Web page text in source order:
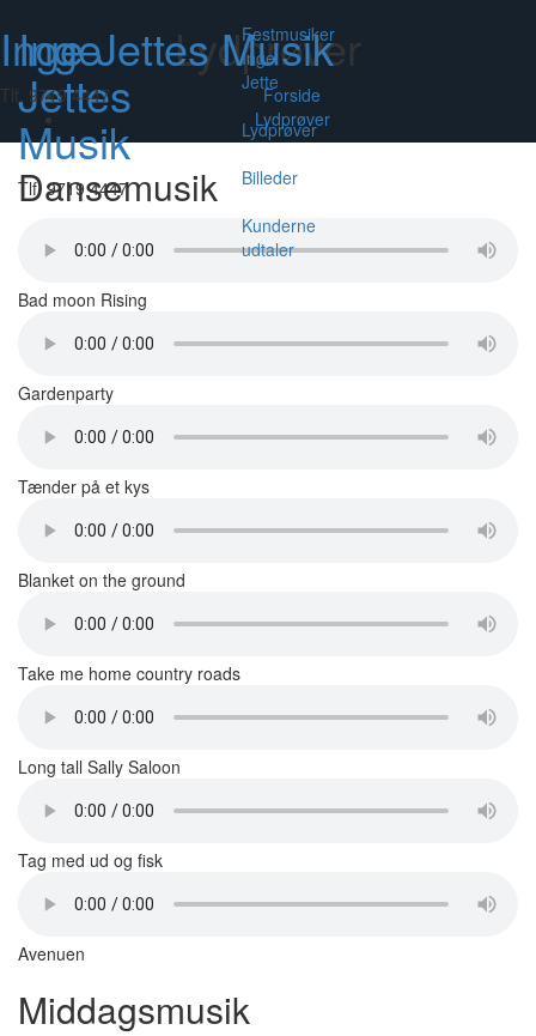
Inge
Jettes
Musik
Tlf. 9719 4447
Festmusiker
Inge
Jette
Lydprøver
Billeder
Kunderne
udtaler
Inge Jettes Musik
Tlf. 9719 4447
Lydprøver
Forside
Lydprøver
Dansemusik
Bad moon Rising
Gardenparty
Tænder på et kys
Blanket on the ground
Take me home country roads
Long tall Sally Saloon
Tag med ud og fisk
Avenuen
Middagsmusik